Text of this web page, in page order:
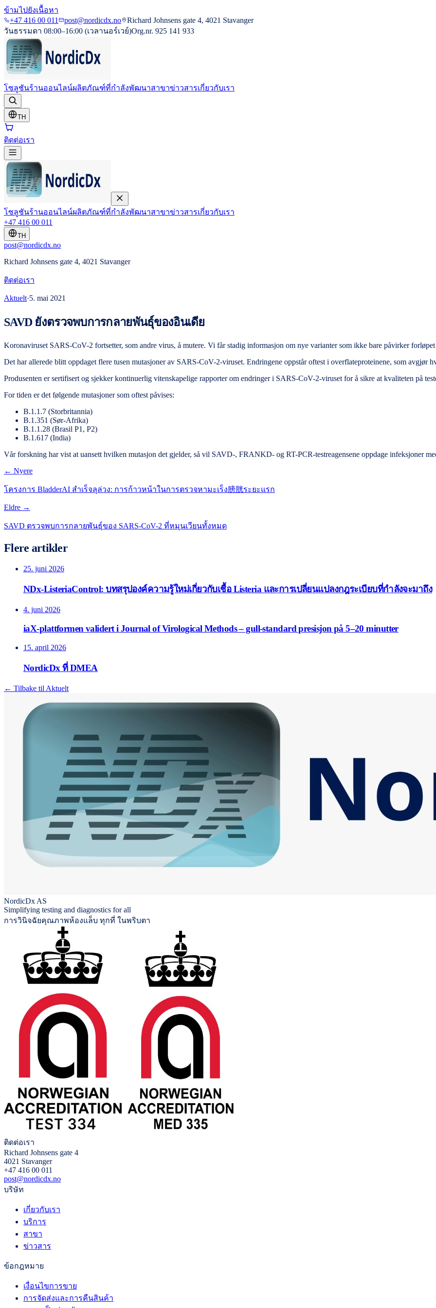
ข้ามไปยังเนื้อหา
+47 416 00 011
post@nordicdx.no
Richard Johnsens gate 4, 4021 Stavanger
วันธรรมดา 08:00–16:00 (เวลานอร์เวย์)Org.nr. 925 141 933
โซลูชันร้านออนไลน์ผลิตภัณฑ์ที่กำลังพัฒนาสาขาข่าวสารเกี่ยวกับเรา
TH
ติดต่อเรา
โซลูชันร้านออนไลน์ผลิตภัณฑ์ที่กำลังพัฒนาสาขาข่าวสารเกี่ยวกับเรา
+47 416 00 011
TH
post@nordicdx.no
Richard Johnsens gate 4, 4021 Stavanger
ติดต่อเรา
Aktuelt·5. mai 2021
SAVD ยังตรวจพบการกลายพันธุ์ของอินเดีย
Koronaviruset SARS-CoV-2 fortsetter, som andre virus, å mutere. Vi får stadig informasjon om nye varianter som ikke bare påvirker
Det har allerede blitt oppdaget flere tusen mutasjoner av SARS-CoV-2-viruset. Endringene oppstår oftest i overflateproteinene, som avgjør
Produsenten er sertifisert og sjekker kontinuerlig vitenskapelige rapporter om endringer i SARS-CoV-2-viruset for å sikre at kvaliteten på
For tiden er det følgende mutasjoner som oftest påvises:
B.1.1.7 (Storbritannia)
B.1.351 (Sør-Afrika)
B.1.1.28 (Brasil P1, P2)
B.1.617 (India)
Vår forskning har vist at uansett hvilken mutasjon det gjelder, så vil SAVD-, FRANKD- og RT-PCR-testreagensene oppdage infeksjoner
← Nyere
โครงการ BladderAI สำเร็จลุล่วง: การก้าวหน้าในการตรวจหามะเร็ง膀胱ระยะแรก
Eldre →
SAVD ตรวจพบการกลายพันธุ์ของ SARS-CoV-2 ที่หมุนเวียนทั้งหมด
Flere artikler
25. juni 2026
NDx-ListeriaControl: บทสรุปองค์ความรู้ใหม่เกี่ยวกับเชื้อ Listeria และการเปลี่ยนแปลงกฎระเบียบที่กำลังจะมาถึง
4. juni 2026
iaX-plattformen validert i Journal of Virological Methods – gull-standard presisjon på 5–20 minutter
15. april 2026
NordicDx ที่ DMEA
← Tilbake til Aktuelt
NordicDx AS
Simplifying testing and diagnostics for all
การวินิจฉัยคุณภาพห้องแล็บ ทุกที่ ในพริบตา
ติดต่อเรา
Richard Johnsens gate 4
4021 Stavanger
+47 416 00 011
post@nordicdx.no
บริษัท
เกี่ยวกับเรา
บริการ
สาขา
ข่าวสาร
ข้อกฎหมาย
เงื่อนไขการขาย
การจัดส่งและการคืนสินค้า